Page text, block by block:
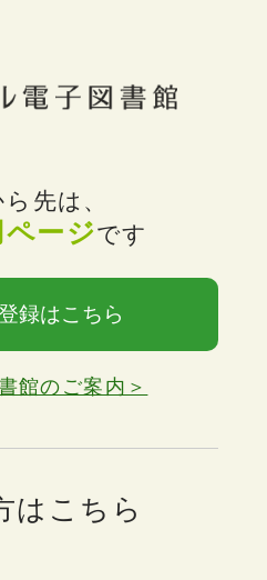
先は、
ージです
録はこちら
館のご案内＞
はこちら